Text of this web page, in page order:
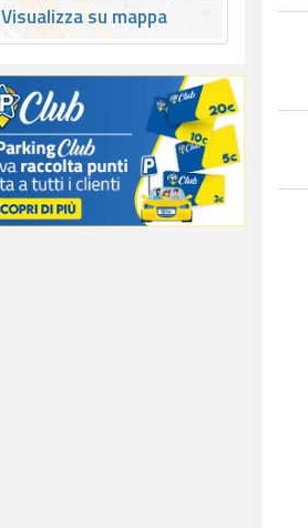
Visualizza su mappa